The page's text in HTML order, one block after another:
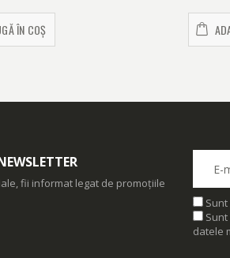
ÎN COȘ
fii informat legat de promoțiile
datele